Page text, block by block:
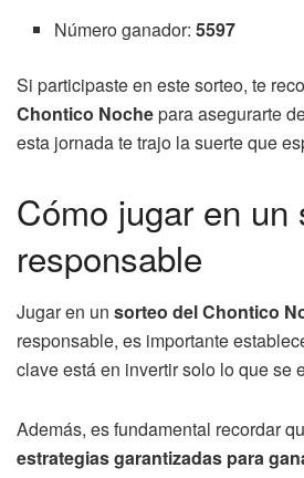
Número ganador: 5597
Si participaste en este sorteo, te
Chontico Nochepara asegurarte
esta jornada te trajo la suerte que
Cómo jugar en
responsable
Jugar en un sorteo del Chontico
responsable, es importante
clave está en invertir solo lo que se
Además, es fundamental recordar
estrategias garantizadas para